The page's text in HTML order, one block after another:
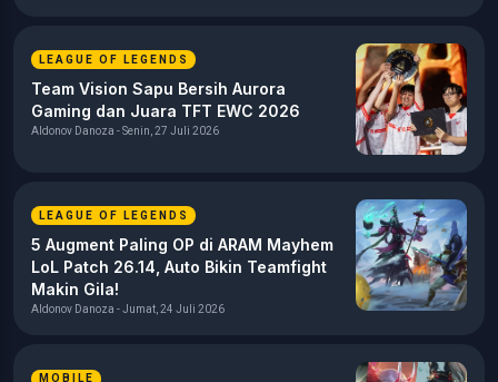
LEAGUE OF LEGENDS
Team Vision Sapu Bersih Aurora
Gaming dan Juara TFT EWC 2026
Aldonov Danoza - Senin, 27 Juli 2026
LEAGUE OF LEGENDS
5 Augment Paling OP di ARAM Mayhem
LoL Patch 26.14, Auto Bikin Teamfight
Makin Gila!
Aldonov Danoza - Jumat, 24 Juli 2026
MOBILE